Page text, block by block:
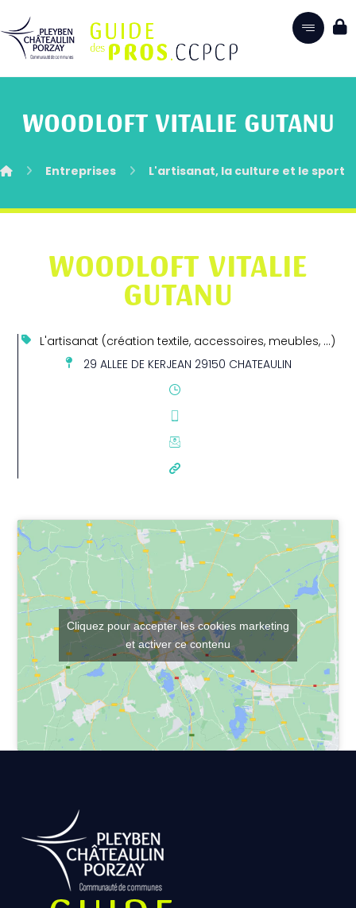
WOODLOFT VITALIE GUTANU
Entreprises L'artisanat, la culture et le sport
WOODLOFT VITALIE
GUTANU
L'artisanat (création textile, accessoires, meubles, …)
29 ALLEE DE KERJEAN 29150 CHATEAULIN
Cliquez pour accepter les cookies marketing
et activer ce contenu